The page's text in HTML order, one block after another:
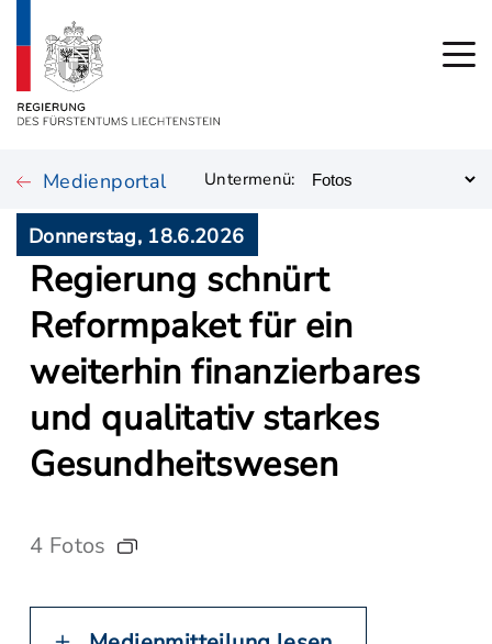
Medienportal Untermenü:
Donnerstag, 18.6.2026
Regierung schnürt
Reformpaket für ein
weiterhin finanzierbares
und qualitativ starkes
Gesundheitswesen
4 Fotos